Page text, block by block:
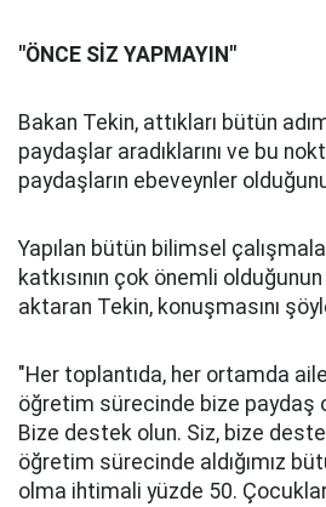
"ÖNCE SİZ YAPMAYIN"
Bakan Tekin, attıkları bütün
paydaşlar aradıklarını ve bu
paydaşların ebeveynler
Yapılan bütün bilimsel
katkısının çok önemli olduğunun
aktaran Tekin, konuşmasını
"Her toplantıda, her ortamda
öğretim sürecinde bize paydaş
Bize destek olun. Siz, bize
öğretim sürecinde aldığımız
olma ihtimali yüzde 50.